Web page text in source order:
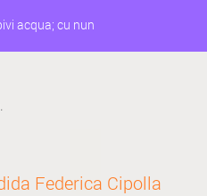
acqua; cu nun
Federica Cipolla